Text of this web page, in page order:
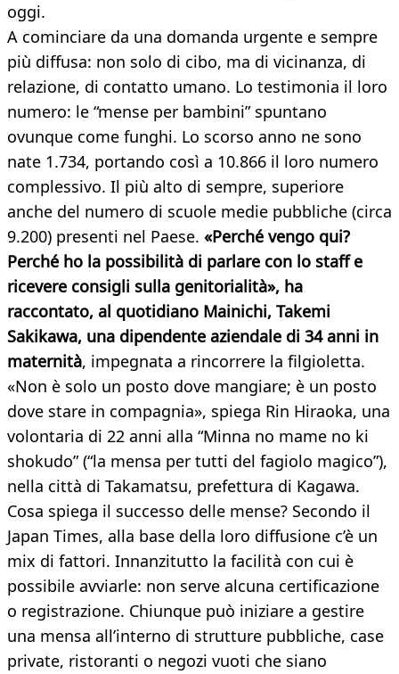
oggi.
A cominciare da una domanda urgente e sempre
più diffusa: non solo di cibo, ma di vicinanza, di
relazione, di contatto umano. Lo testimonia il loro
numero: le “mense per bambini” spuntano
ovunque come funghi. Lo scorso anno ne sono
nate 1.734, portando così a 10.866 il loro numero
complessivo. Il più alto di sempre, superiore
anche del numero di scuole medie pubbliche (circa
9.200) presenti nel Paese. «Perché vengo qui?
Perché ho la possibilità di parlare con lo staff e
ricevere consigli sulla genitorialità», ha
raccontato, al quotidiano Mainichi, Takemi
Sakikawa, una dipendente aziendale di 34 anni in
maternità, impegnata a rincorrere la filgioletta.
«Non è solo un posto dove mangiare; è un posto
dove stare in compagnia», spiega Rin Hiraoka, una
volontaria di 22 anni alla “Minna no mame no ki
shokudo” (“la mensa per tutti del fagiolo magico”),
nella città di Takamatsu, prefettura di Kagawa.
Cosa spiega il successo delle mense? Secondo il
Japan Times, alla base della loro diffusione c’è un
mix di fattori. Innanzitutto la facilità con cui è
possibile avviarle: non serve alcuna certificazione
o registrazione. Chiunque può iniziare a gestire
una mensa all’interno di strutture pubbliche, case
private, ristoranti o negozi vuoti che siano